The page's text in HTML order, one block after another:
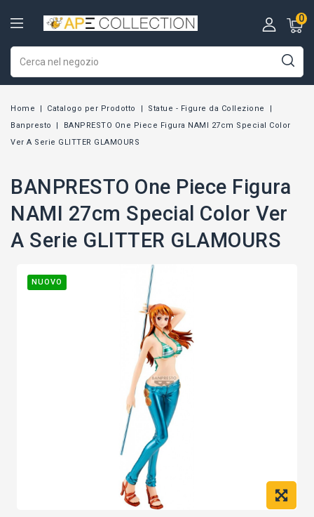
0
Home Catalogo per Prodotto
Statue - Figure da Collezione
Banpresto
BANPRESTO One Piece Figura NAMI 27cm Special Color
Ver A Serie GLITTER GLAMOURS
BANPRESTO One Piece Figura
NAMI 27cm Special Color Ver
A Serie GLITTER GLAMOURS
NUOVO